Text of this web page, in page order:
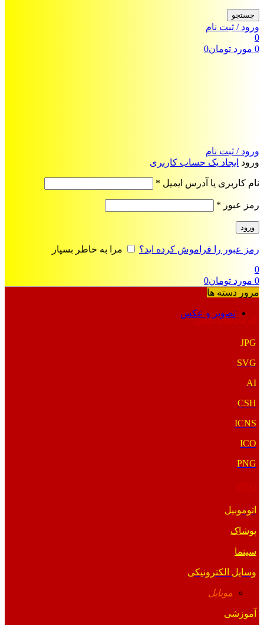
جستجو
ورود / ثبت نام
0
0 مورد تومان0
ورود / ثبت نام
ورود ایجاد یک حساب کاربری
نام کاربری یا آدرس ایمیل *
رمز عبور *
ورود
رمز عبور را فراموش کرده اید؟
مرا به خاطر بسپار
0
0 مورد تومان0
مرور دسته ها
تصویر و عکس
فرمت‌های خاص
JPG
SVG
AI
CSH
ICNS
ICO
PNG
اتوموبیل
پوشاک
سینما
وسایل الکترونیکی
موبایل
آموزشی